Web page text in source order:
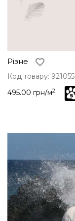
Різне
Код товару: 921055
495.00 грн/м2